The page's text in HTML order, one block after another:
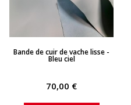
APERÇU RAPIDE
Bande de cuir de vache lisse -
Bleu ciel
70,00 €